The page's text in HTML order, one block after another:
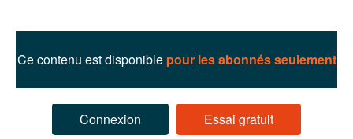
Marchés publics
92
93
Lire les résumés
Ce contenu est disponible pour les abonnés seulement
Connexion Essai gratuit